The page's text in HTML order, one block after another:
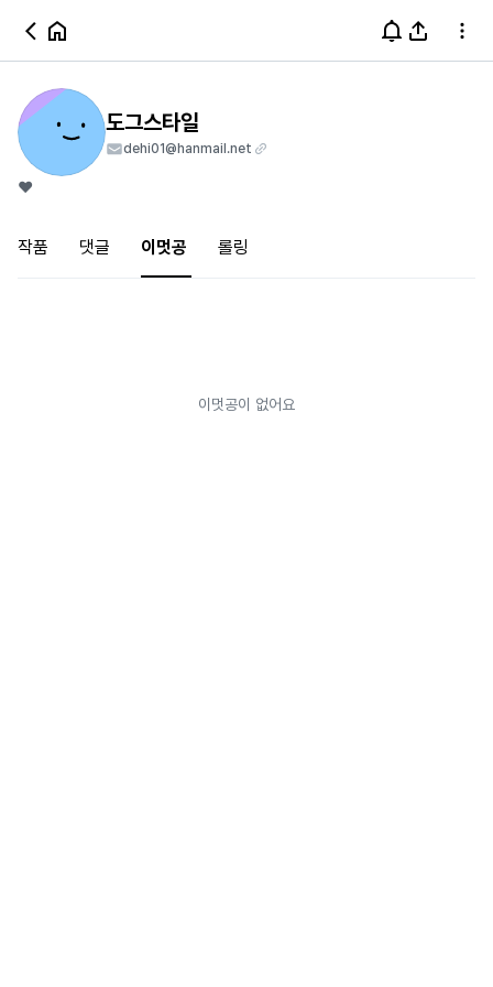
도그스타일
dehi01@hanmail.net
❤️
작품 댓글 이멋공 롤링
이멋공이 없어요